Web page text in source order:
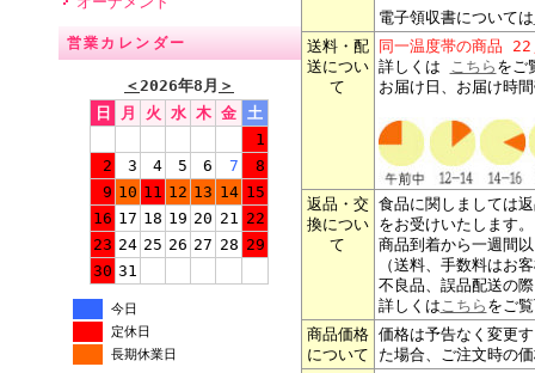
営業カレンダー
＜2026年8月 ＞
日
月 火 水 木 金 土
1
2
3 4 5 6 7
8
9 10 11 12 13 14 15
16 17 18 19 20 21 22
23 24 25 26 27 28 29
30 31
今日
定休日
長期休業日
電子領収書については
送料・配
送につい
て
同一温度帯の商品
詳しくは こちら をご
お届け日、お届け時
返品・交
換につい
て
食品に関しましては
をお受けいたします。
商品到着から一週間
（送料、手数料はお
不良品、誤品配送の
詳しくはこちら をご
商品価格
について
価格は予告なく変更
た場合、ご注文時の